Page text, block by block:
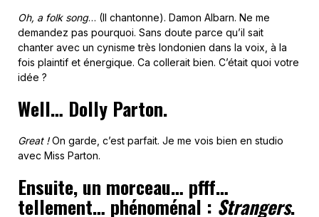
Oh, a folk song… (Il chantonne). Damon Albarn. Ne me
demandez pas pourquoi. Sans doute parce qu’il sait
chanter avec un cynisme très londonien dans la voix, à la
fois plaintif et énergique. Ca collerait bien. C’était quoi votre
idée ?
Well… Dolly Parton.
Great !On garde, c’est parfait. Je me vois bien en studio
avec Miss Parton.
Ensuite, un morceau… pfff…
tellement… phénoménal : Strangers.